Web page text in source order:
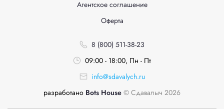
Агентское соглашение
Оферта
8 (800) 511-38-23
09:00 - 18:00, Пн - Пт
info@sdavalych.ru
разработано Bots House © Сдавалыч 2026